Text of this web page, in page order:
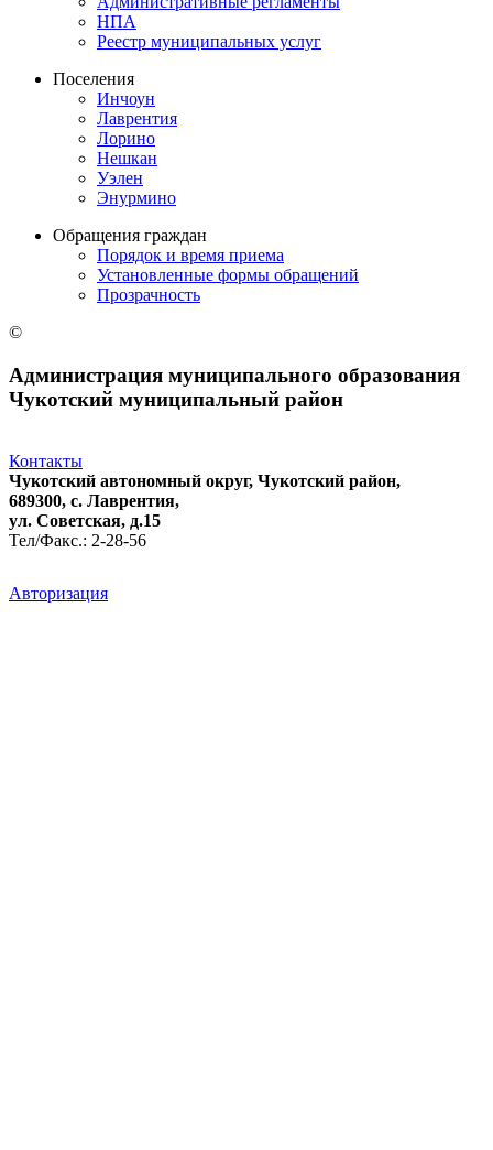
НПА
Реестр муниципальных услуг
Поселения
Инчоун
Лаврентия
Лорино
Нешкан
Уэлен
Энурмино
Обращения граждан
Порядок и время приема
Установленные формы обращений
Прозрачность
©
Администрация муниципального образования
Чукотский муниципальный район
Контакты
Чукотский автономный округ, Чукотский район,
689300, с. Лаврентия,
ул. Советская, д.15
Тел/Факс.: 2-28-56
Авторизация